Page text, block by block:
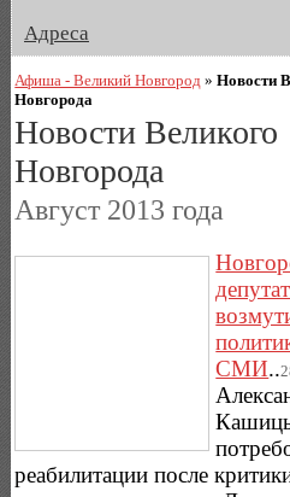
Адреса
Афиша - Великий Новгород »Новости
Новгорода
Новости Великого
Новгорода
Август 2013 года
СМИ..
реабилитации после